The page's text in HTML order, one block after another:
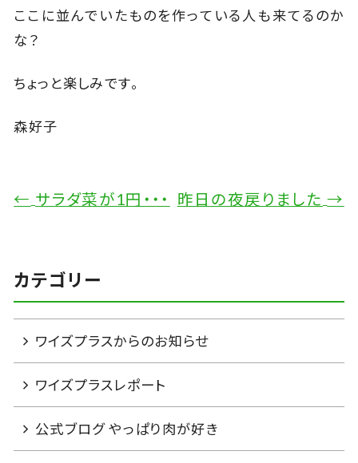
ここに並んでいたものを作っている人も来てるのか
な？
ちょっと楽しみです。
森好子
← サラダ菜が1円・・・ 昨日の夜戻りました →
カテゴリー
ワイズプラスからのお知らせ
ワイズプラスレポート
公式ブログ やっぱり肉が好き